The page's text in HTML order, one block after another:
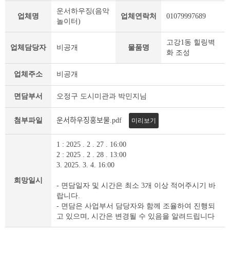
창
조
테
업체명
운서하우징(음악
놀이터)
업체연락처 01079997689
업체담당자 비공개 물품명
고강1동 힐링벽
화 조성
업체주소 비공개
면담부서 오정구 도시미관과 박민지님
첨부파일 운서하우징홍보물.pdf 미리보기
희망일시
1 : 2025 . 2 . 27 . 16:00
2 : 2025 . 2 . 28 . 13:00
3. 2025. 3. 4. 16:00
- 면담일자 및 시간은 최소 3개 이상 적어주시기 바
랍니다.
- 면담은 사업부서 담당자와 함께 조율하여 진행되
고 있으며, 시간은 변경될 수 있음을 알려드립니다